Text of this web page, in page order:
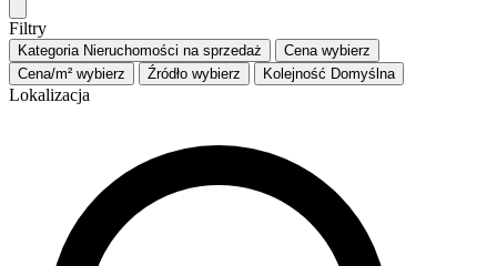
Filtry
Kategoria Nieruchomości na sprzedaż Cena wybierz
Cena/m² wybierz Źródło wybierz Kolejność Domyślna
Lokalizacja